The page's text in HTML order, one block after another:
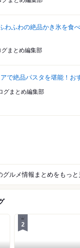
わふわの絶品かき氷を食
グまとめ編集部
で絶品パスタを堪能！お
グまとめ編集部
グルメ情報まとめをもっと
2